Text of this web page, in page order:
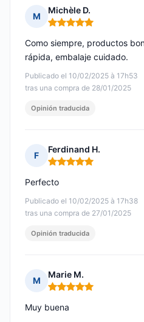
M
Michèle D.
Nota: 5 de 5
Publicado el 10/02/2025 à 17h53
tras una compra de 28/01/2025
Como siempre, productos
rápida, embalaje cuidado.
Opinión traducida
F
Ferdinand H.
Nota: 5 de 5
Publicado el 10/02/2025 à 17h38
tras una compra de 27/01/2025
Perfecto
Opinión traducida
M
Marie M.
Nota: 5 de 5
Muy buena